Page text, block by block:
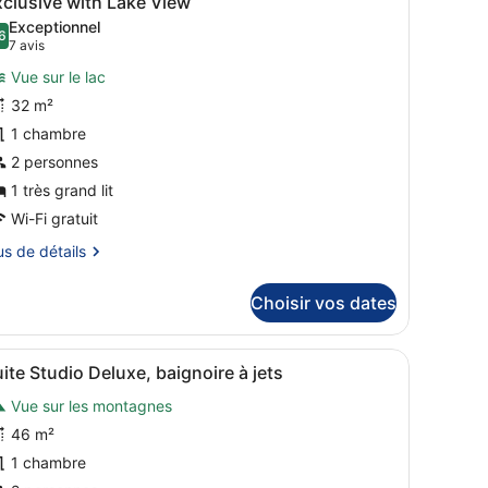
:
sur 10
Exceptionnel
7 avis
(7 avis)
Vue sur le lac
32 m²
1 chambre
2 personnes
1 très grand lit
Wi-Fi gratuit
de détails
Choisir vos dates
Une salle de bain moderne dotée d’une
13 Studio Deluxe, baignoire à jets
Vue sur les montagnes
46 m²
1 chambre